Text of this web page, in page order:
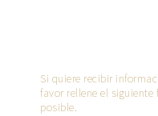
Si quiere recibir
favor rellene el
posible.